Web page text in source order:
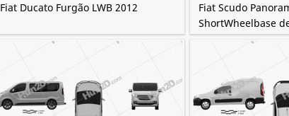
Fiat Ducato Furgão LWB 2012
Fiat Scudo
ShortWheelbase